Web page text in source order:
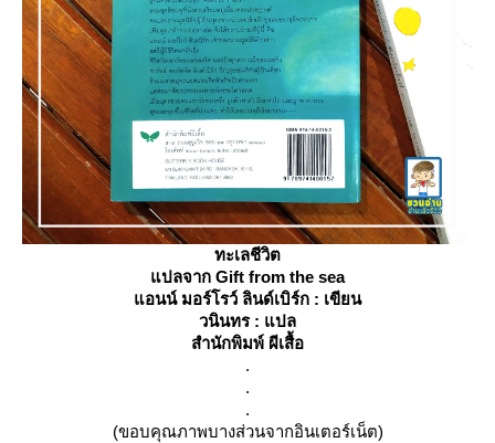
ทะเลชีวิต
ปลจาก Gift from the sea
อนน์ มอร์โรว์ ลินด์เบิร์ก : เขียน
วนินทร : แปล
สำนักพิมพ์ ผีเสื้อ
.
.
.
(ขอบคุณภาพบางส่วนจากอินเตอร์เน็ต)